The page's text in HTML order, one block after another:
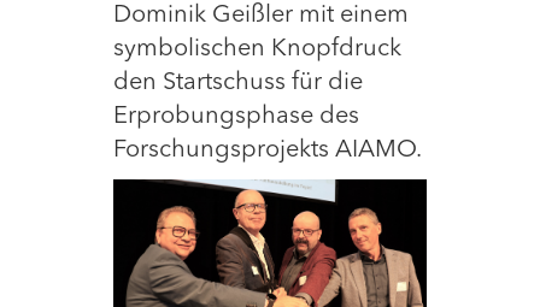
Dominik Geißler mit einem
symbolischen Knopfdruck
den Startschuss für die
Erprobungsphase des
Forschungsprojekts AIAMO.